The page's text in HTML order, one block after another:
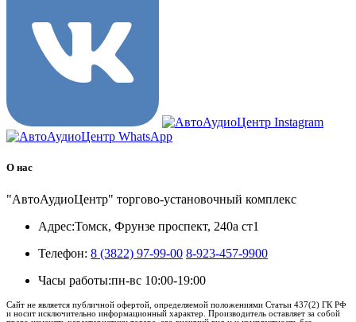
О нас
"АвтоАудиоЦентр" торгово-установочный комплекс
Адрес:Томск, Фрунзе проспект, 240а ст1
Телефон: 8 (3822) 97-99-00 8-923-457-9900
Часы работы:пн-вс 10:00-19:00
Сайт не является публичной офертой, определяемой положениями Статьи 437(2) ГК РФ
и носит исключительно информационный характер. Производитель оставляет за собой